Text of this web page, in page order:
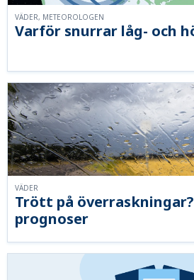
Varför snurrar låg- och
VÄDER, METEOROLOGEN
Trött på
prognoser
VÄDER